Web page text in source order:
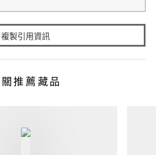
複製引用資訊
推薦藏品